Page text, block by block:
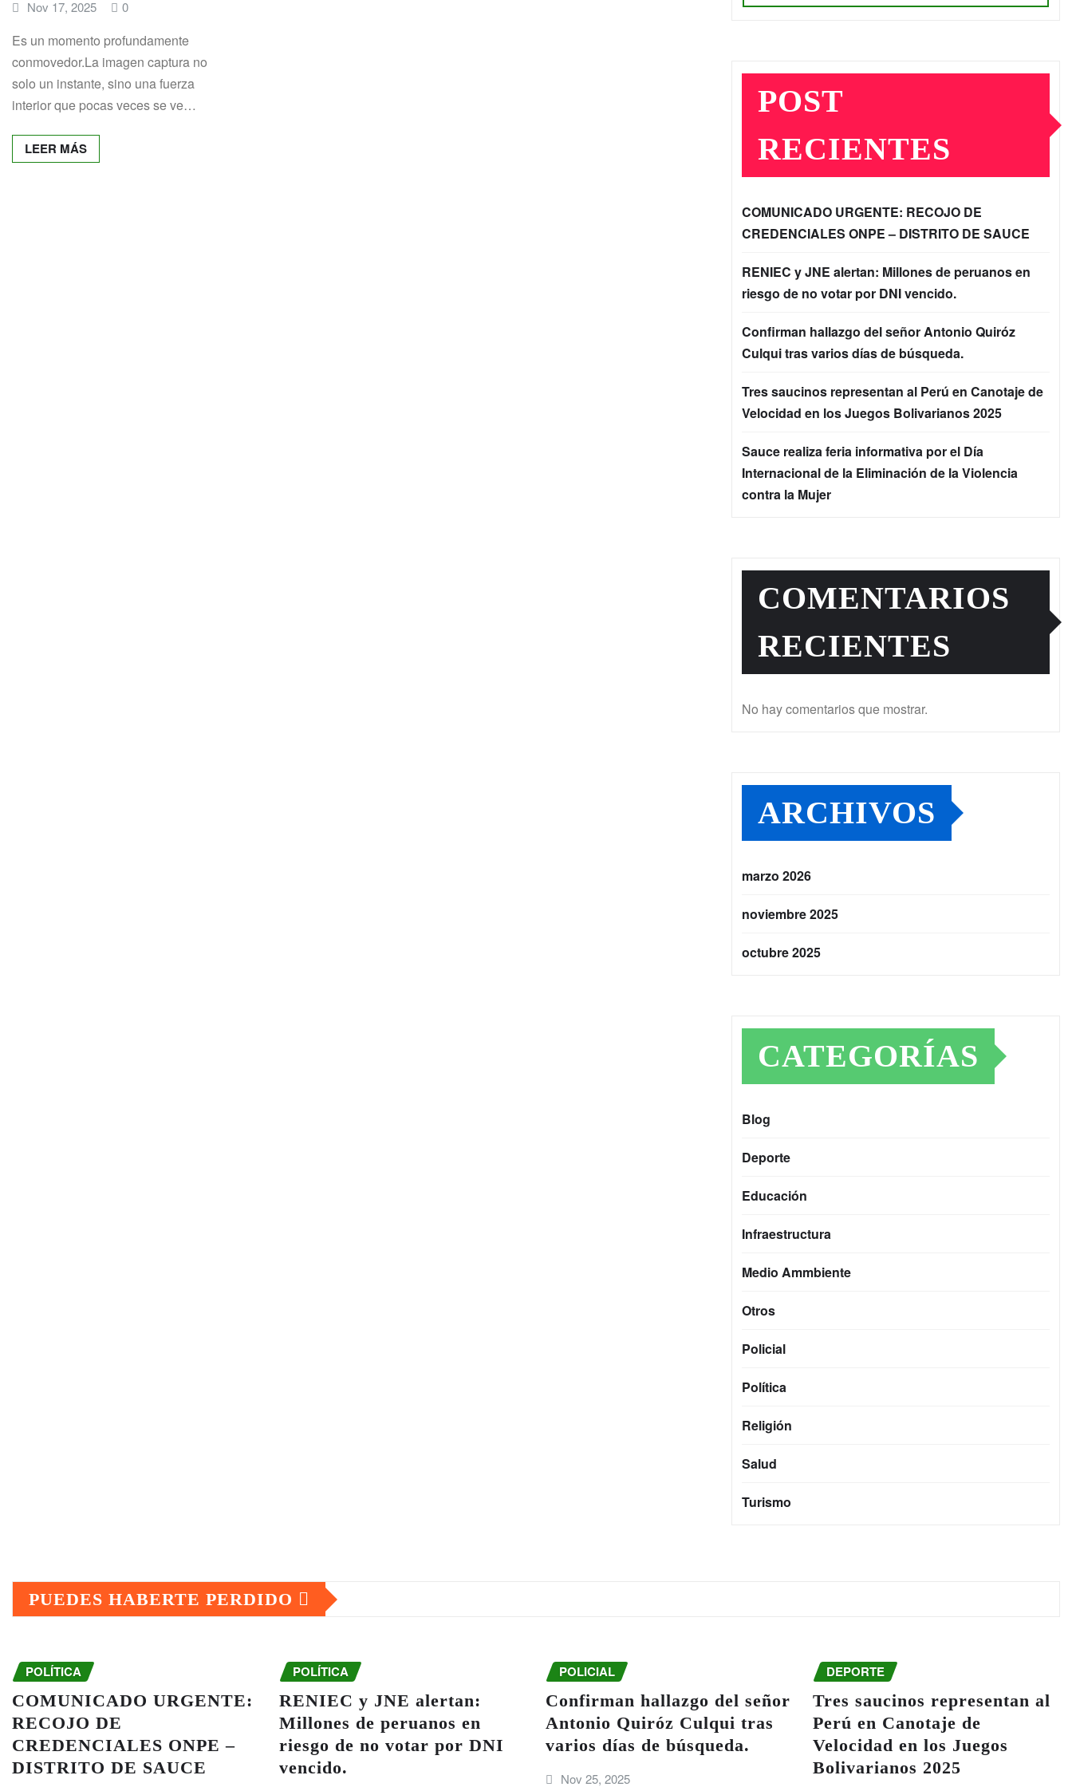
Nov 17, 2025 0
Es un momento profundamente
conmovedor.La imagen captura no
solo un instante, sino una fuerza
interior que pocas veces se ve…
LEER MÁS
POST
RECIENTES
COMUNICADO URGENTE: RECOJO DE
CREDENCIALES ONPE – DISTRITO DE SAUCE
RENIEC y JNE alertan: Millones de peruanos en
riesgo de no votar por DNI vencido.
Confirman hallazgo del señor Antonio Quiróz
Culqui tras varios días de búsqueda.
Tres saucinos representan al Perú en Canotaje de
Velocidad en los Juegos Bolivarianos 2025
Sauce realiza feria informativa por el Día
Internacional de la Eliminación de la Violencia
contra la Mujer
COMENTARIOS
RECIENTES
No hay comentarios que mostrar.
ARCHIVOS
marzo 2026
noviembre 2025
octubre 2025
CATEGORÍAS
Blog
Deporte
Educación
Infraestructura
Medio Ammbiente
Otros
Policial
Política
Religión
Salud
Turismo
PUEDES HABERTE PERDIDO
POLÍTICA
COMUNICADO URGENTE:
RECOJO DE
CREDENCIALES ONPE –
DISTRITO DE SAUCE
POLÍTICA
RENIEC y JNE alertan:
Millones de peruanos en
riesgo de no votar por DNI
vencido.
POLICIAL
Confirman hallazgo del señor
Antonio Quiróz Culqui tras
varios días de búsqueda.
Nov 25, 2025
DEPORTE
Tres saucinos representan al
Perú en Canotaje de
Velocidad en los Juegos
Bolivarianos 2025